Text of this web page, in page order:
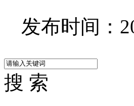
发布时间：
搜 索